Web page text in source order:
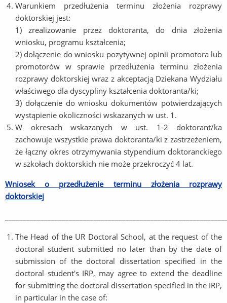
Warunkiem przedłużenia terminu złożenia rozprawy
doktorskiej jest:
1) zrealizowanie przez doktoranta, do dnia złożenia
wniosku, programu kształcenia;
2) dołączenie do wniosku pozytywnej opinii promotora lub
promotorów w sprawie przedłużenia terminu złożenia
rozprawy doktorskiej wraz z akceptacją Dziekana Wydziału
właściwego dla dyscypliny kształcenia doktoranta/ki;
3) dołączenie do wniosku dokumentów potwierdzających
wystąpienie okoliczności wskazanych w ust. 1.
W okresach wskazanych w ust. 1-2 doktorant/ka
zachowuje wszystkie prawa doktoranta/ki z zastrzeżeniem,
że łączny okres otrzymywania stypendium doktoranckiego
w szkołach doktorskich nie może przekroczyć 4 lat.
Wniosek o przedłużenie terminu złożenia rozprawy
doktorskiej
The Head of the UR Doctoral School, at the request of the
doctoral student submitted no later than by the date of
submission of the doctoral dissertation specified in the
doctoral student's IRP, may agree to extend the deadline
for submitting the doctoral dissertation specified in the IRP,
in particular in the case of: